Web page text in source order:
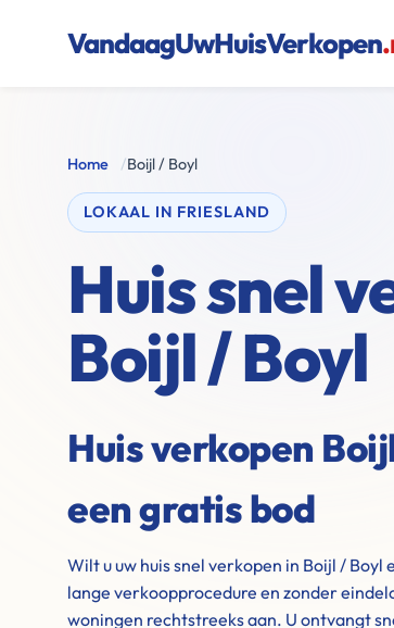
VandaagUwHuisVerkopen
Home /Boijl / Boyl
LOKAAL IN FRIESLAND
Huis snel
Boijl / Boyl
Huis verkopen
een gratis bod
Wilt u uw huis snel verkopen in Boijl /
lange verkoopprocedure en zonder
woningen rechtstreeks aan. U ontvangt